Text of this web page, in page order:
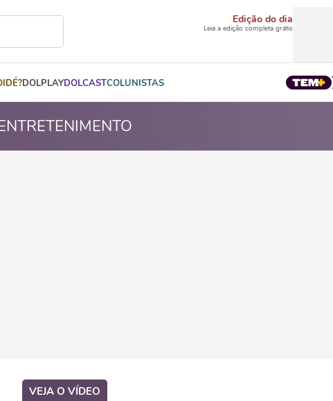
Edição do dia
Leia a edição completa grátis
DOLPLAYDOLCASTCOLUNISTAS
VEJA O VÍDEO